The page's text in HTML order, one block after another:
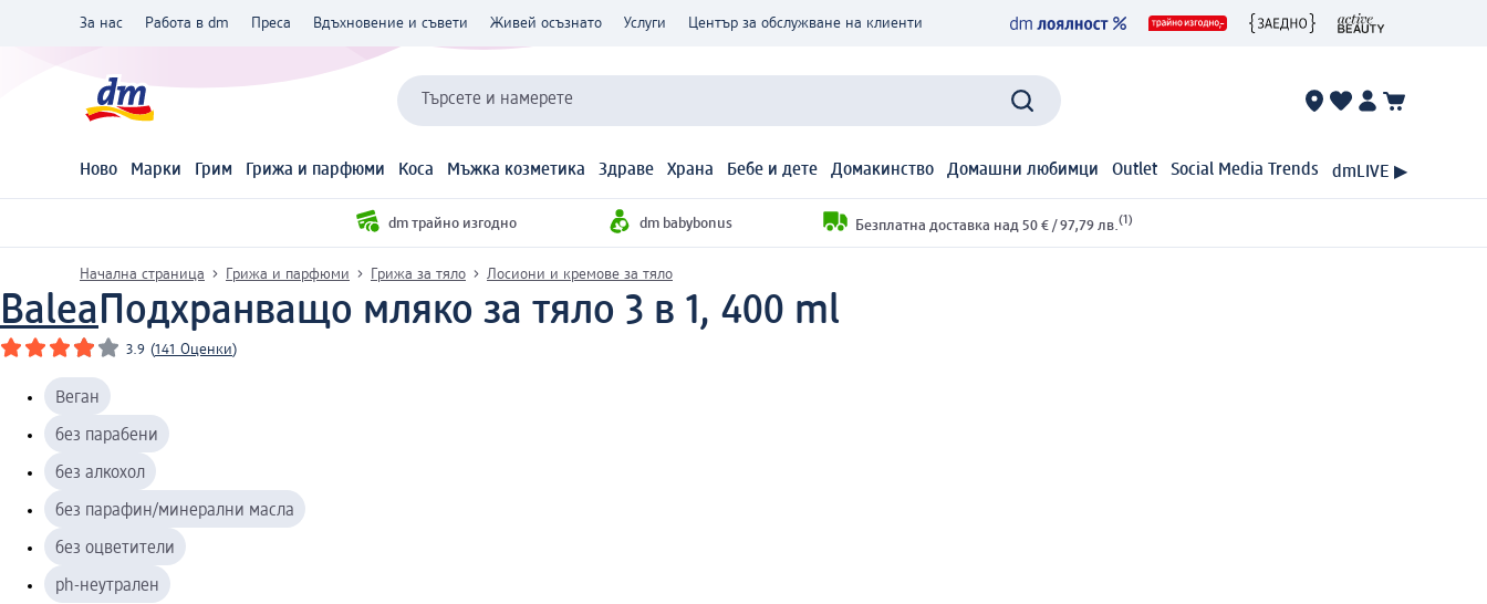
За нас Работа в dm Преса Вдъхновение и съвети Живей осъзнато Услуги Център за обслужване на клиенти
Търсете и намерете
Ново Марки Грим Грижа и парфюми Коса Мъжка козметика Здраве Храна Бебе и дете Домакинство Домашни любимци Outlet Social Media Trends dmLIVE ▶
dm трайно изгодно dm babybonus Безплатна доставка над 50 € / 97,79 лв. (1)
Начална страница Грижа и парфюми Грижа за тяло Лосиони и кремове за тяло
BaleaПодхранващо мляко за тяло 3 в 1, 400 ml
3.9 (141 Оценки)
Веган
без парабени
без алкохол
без парафин/минерални масла
без оцветители
ph-неутрален